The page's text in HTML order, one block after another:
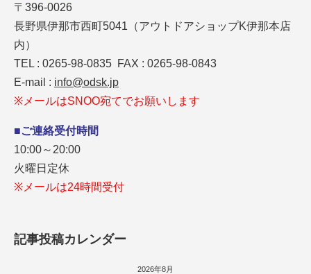
〒396-0026
長野県伊那市西町5041（アウトドアショップK伊那本店
内）
TEL : 0265-98-0835 FAX : 0265-98-0843
E-mail : info@odsk.jp
※メールはSNOO宛てでお願いします
■ご連絡受付時間
10:00～20:00
火曜日定休
※メールは24時間受付
記事投稿カレンダー
2026年8月